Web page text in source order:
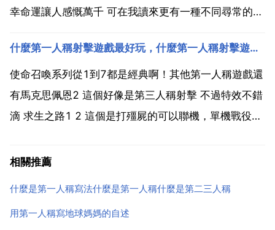
幸命運讓人感慨萬千 可在我讀來更有一種不同尋常的感
友和同事也都稱呼我為 老王 一開始我對別人這麼稱呼
我不以為然,但是隨歲月無聲地流逝,漸漸地在鏡子裡...
什麼第一人稱射擊遊戲最好玩，什麼第一人稱射擊遊戲最好玩
使命召喚系列從1到7都是經典啊！其他第一人稱遊戲還
有馬克思佩恩2 這個好像是第三人稱射擊 不過特效不錯
滴 求生之路1 2 這個是打殭屍的可以聯機，單機戰役效
美！戰地系列 從一代的二戰到現代戰爭，還有未來戰爭
相關推薦
什麼是第一人稱寫法什麼是第一人稱什麼是第二三人稱
用第一人稱寫地球媽媽的自述